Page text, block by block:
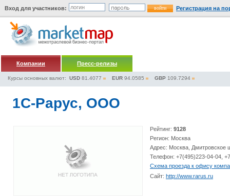
Вход для участников: Регистрация на
Компании Пресс-релизы
Курсы основных валют: USD 81.4077 EUR 94.0585 GBP 109.7294
1С-Рарус, ООО
Рейтинг: 9128
Регион: Москва
Адрес: Москва, Дмитровское
Телефон: +7(495)223-04-04,
Схема проезда к офису
Сайт: http://www.rarus.ru